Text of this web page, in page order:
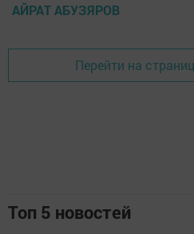
АЙРАТ АБУЗЯРОВ
Перейти на
Топ 5 новостей